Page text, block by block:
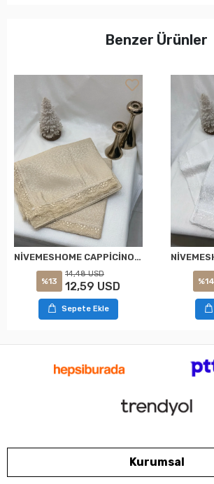
Benzer Ürünler
NİVEMESHOME CAPPİCİNO 160X220 KDK FRANSIZ DANTELLİ MASA ÖRTÜSÜ
%13
14,48 USD
12,59 USD
Sepete Ekle
%14
Kurumsal